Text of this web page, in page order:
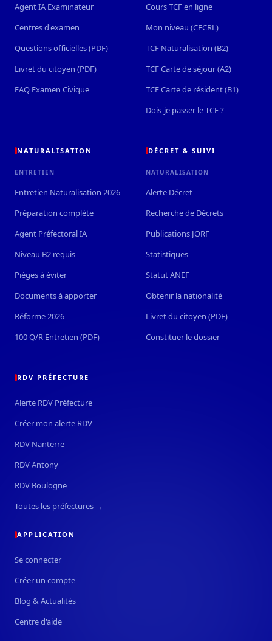
Agent IA Examinateur
Centres d'examen
Questions officielles (PDF)
Livret du citoyen (PDF)
FAQ Examen Civique
Cours TCF en ligne
Mon niveau (CECRL)
TCF Naturalisation (B2)
TCF Carte de séjour (A2)
TCF Carte de résident (B1)
Dois-je passer le TCF ?
NATURALISATION
ENTRETIEN
Entretien Naturalisation 2026
Préparation complète
Agent Préfectoral IA
Niveau B2 requis
Pièges à éviter
Documents à apporter
Réforme 2026
100 Q/R Entretien (PDF)
DÉCRET & SUIVI
NATURALISATION
Alerte Décret
Recherche de Décrets
Publications JORF
Statistiques
Statut ANEF
Obtenir la nationalité
Livret du citoyen (PDF)
Constituer le dossier
RDV PRÉFECTURE
Alerte RDV Préfecture
Créer mon alerte RDV
RDV Nanterre
RDV Antony
RDV Boulogne
Toutes les préfectures →
APPLICATION
Se connecter
Créer un compte
Blog & Actualités
Centre d'aide